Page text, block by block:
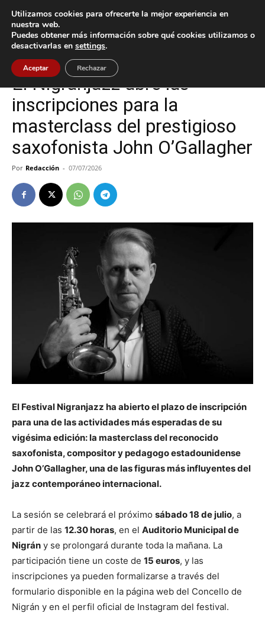
Inicio Cultura / Ocio
Cultura / Ocio Nigrán
El Nigranjazz abre las
inscripciones para la
masterclass del prestigioso
saxofonista John O’Gallagher
Por Redacción - 07/07/2026
El Festival Nigranjazz ha abierto el plazo de inscripción
para una de las actividades más esperadas de su
vigésima edición: la masterclass del reconocido
saxofonista, compositor y pedagogo estadounidense
John O’Gallagher, una de las figuras más influyentes del
jazz contemporáneo internacional.
La sesión se celebrará el próximo sábado 18 de julio, a
partir de las 12.30 horas, en el Auditorio Municipal de
Nigrán y se prolongará durante toda la mañana. La
participación tiene un coste de 15 euros, y las
inscripciones ya pueden formalizarse a través del
formulario disponible en la página web del Concello de
Nigrán y en el perfil oficial de Instagram del festival.
Utilizamos cookies para ofrecerte la mejor experiencia en
nuestra web.
Puedes obtener más información sobre qué cookies utilizamos o
desactivarlas en settings.
Aceptar Rechazar